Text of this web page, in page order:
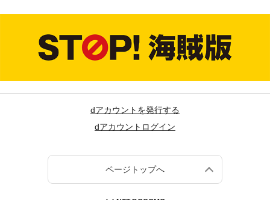
dアカウントを発行する
dアカウントログイン
ページトップへ